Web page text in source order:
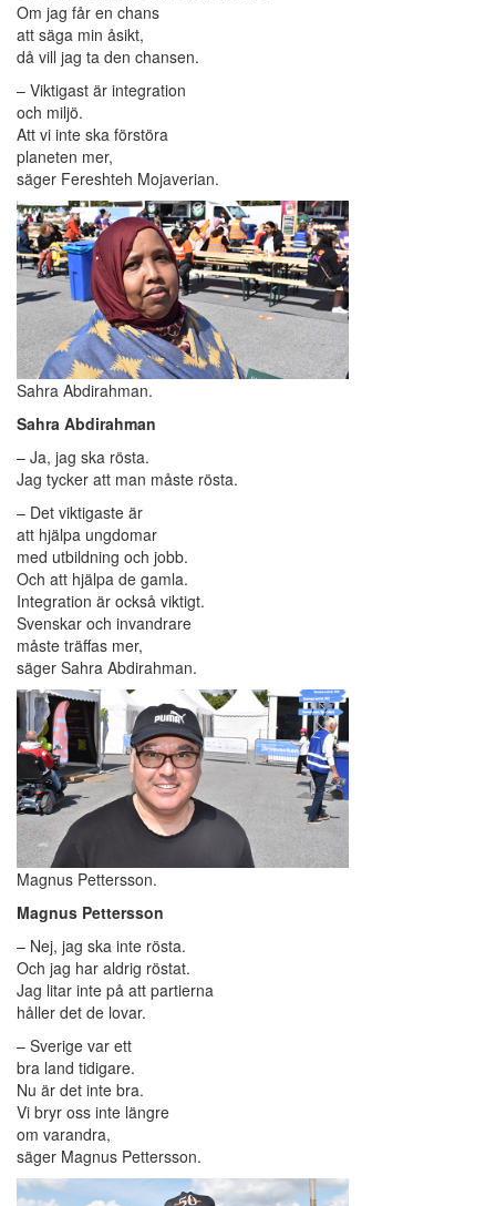
Om jag får en chans
att säga min åsikt,
då vill jag ta den chansen.
– Viktigast är integration
och miljö.
Att vi inte ska förstöra
planeten mer,
säger Fereshteh Mojaverian.
Sahra Abdirahman.
Sahra Abdirahman
– Ja, jag ska rösta.
Jag tycker att man måste rösta.
– Det viktigaste är
att hjälpa ungdomar
med utbildning och jobb.
Och att hjälpa de gamla.
Integration är också viktigt.
Svenskar och invandrare
måste träffas mer,
säger Sahra Abdirahman.
Magnus Pettersson.
Magnus Pettersson
– Nej, jag ska inte rösta.
Och jag har aldrig röstat.
Jag litar inte på att partierna
håller det de lovar.
– Sverige var ett
bra land tidigare.
Nu är det inte bra.
Vi bryr oss inte längre
om varandra,
säger Magnus Pettersson.